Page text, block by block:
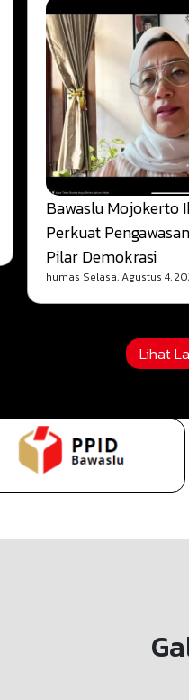
Bawaslu Mojokerto
Perkuat
Pilar Demokrasi
humas Selasa, Agustus 4,
Lihat